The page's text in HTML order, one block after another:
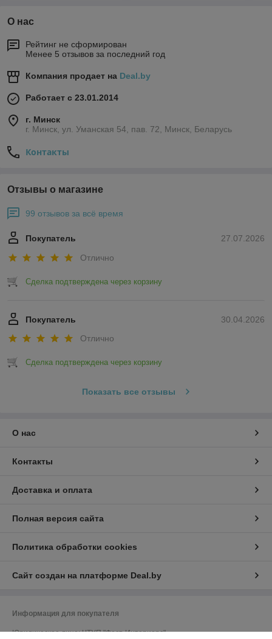
О нас
Рейтинг не сформирован
Менее 5 отзывов за последний год
Компания продает на Deal.by
Работает с 23.01.2014
г. Минск
г. Минск, ул. Уманская 54, пав. 72, Минск, Беларусь
Контакты
Отзывы о магазине
99 отзывов за всё время
27.07.2026
Покупатель
Отлично
Сделка подтверждена через корзину
30.04.2026
Покупатель
Отлично
Сделка подтверждена через корзину
Показать все отзывы
О нас
Контакты
Доставка и оплата
Полная версия сайта
Политика обработки cookies
Сайт создан на платформе Deal.by
Информация для покупателя
Юридическое лицо:ЧТУП "Фест-Интериорс"